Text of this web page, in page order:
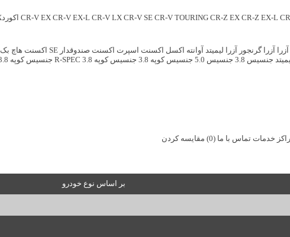
CR-V EX CR-V EX-L CR-V LX CR-V SE CR-V TOURING CR-Z EX CR-Z EX-L اکوردLX
آزرا آزرا گرنجور آزرا لیمیتد آوانته اکسل اکسنت اسپرت اکسنت صندوقدار SE اکسنت هاچ بک SE
جنسیس 3.8 جنسیس 5.0 جنسیس کوپه 3.8 جنسیس کوپه 3.8 R-SPEC جنسیس کوپه 3.8 التیمیت
خدمات تماس با ما (0) مقایسه کردن
بر اساس نوع خودرو